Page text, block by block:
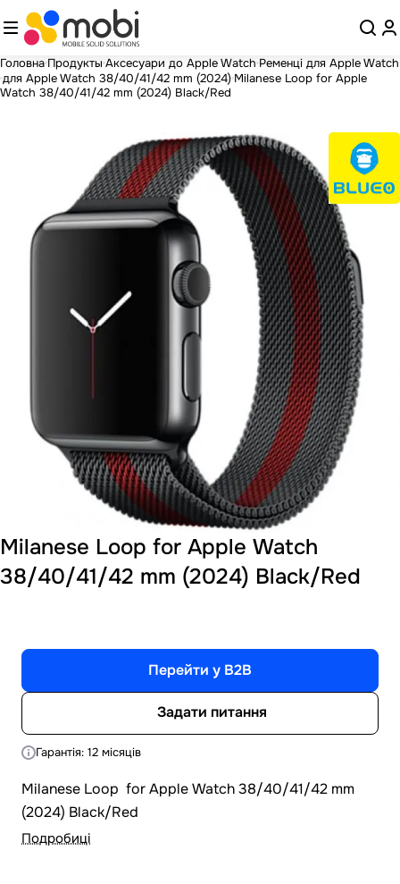
Головна Продукты Аксесуари до Apple Watch Ременці для Apple Watch
для Apple Watch 38/40/41/42 mm (2024) Milanese Loop for Apple
Watch 38/40/41/42 mm (2024) Black/Red
Milanese Loop for Apple Watch
38/40/41/42 mm (2024) Black/Red
Перейти у B2B
Задати питання
Гарантія: 12 місяців
Milanese Loop for Apple Watch 38/40/41/42 mm
(2024) Black/Red
Подробиці